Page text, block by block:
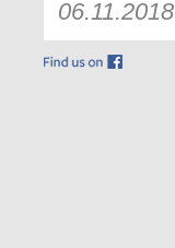
06.11.2018